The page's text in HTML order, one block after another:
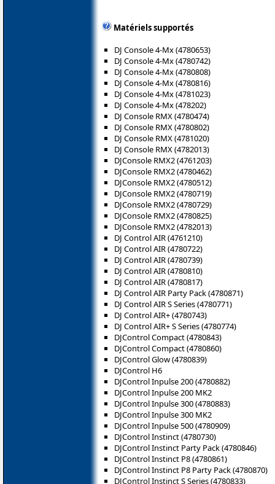
Matériels supportés
DJ Console 4-Mx (4780653)
DJ Console 4-Mx (4780742)
DJ Console 4-Mx (4780808)
DJ Console 4-Mx (4780816)
DJ Console 4-Mx (4781023)
DJ Console 4-Mx (478202)
DJ Console RMX (4780474)
DJ Console RMX (4780802)
DJ Console RMX (4781020)
DJ Console RMX (4782013)
DJConsole RMX2 (4761203)
DJConsole RMX2 (4780462)
DJConsole RMX2 (4780512)
DJConsole RMX2 (4780719)
DJConsole RMX2 (4780729)
DJConsole RMX2 (4780825)
DJConsole RMX2 (4782013)
DJ Control AIR (4761210)
DJ Control AIR (4780722)
DJ Control AIR (4780739)
DJ Control AIR (4780810)
DJ Control AIR (4780817)
DJ Control AIR Party Pack (4780871)
DJ Control AIR S Series (4780771)
DJ Control AIR+ (4780743)
DJ Control AIR+ S Series (4780774)
DJControl Compact (4780843)
DJControl Compact (4780860)
DJControl Glow (4780839)
DJControl H6
DJControl Inpulse 200 (4780882)
DJControl Inpulse 200 MK2
DJControl Inpulse 300 (4780883)
DJControl Inpulse 300 MK2
DJControl Inpulse 500 (4780909)
DJControl Instinct (4780730)
DJControl Instinct Party Pack (4780846)
DJControl Instinct P8 (‎4780861)
DJControl Instinct P8 Party Pack (4780870)
DJControl Instinct S Series (4780833)